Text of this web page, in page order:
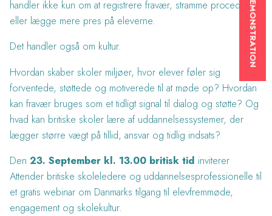
handler ikke kun om at registrere fravær, stramme procedurer
eller lægge mere pres på eleverne.
Det handler også om kultur.
Hvordan skaber skoler miljøer, hvor elever føler sig
forventede, støttede og motiverede til at møde op? Hvordan
kan fravær bruges som et tidligt signal til dialog og støtte? Og
hvad kan britiske skoler lære af uddannelsessystemer, der
lægger større vægt på tillid, ansvar og tidlig indsats?
Den 23. September kl. 13.00 britisk tid inviterer
Attender britiske skoleledere og uddannelsesprofessionelle til
et gratis webinar om Danmarks tilgang til elevfremmøde,
engagement og skolekultur.